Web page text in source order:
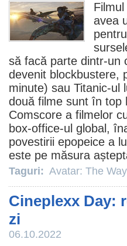
Filmul
avea
să facă parte dintr-un
devenit blockbustere,
minute) sau Titanic-ul
două filme sunt în top
Comscore a filmelor
box-office-ul global,
povestirii epopeice a
este pe măsura
Taguri: Avatar: The
Cineplexx Day:
zi
06.10.2022